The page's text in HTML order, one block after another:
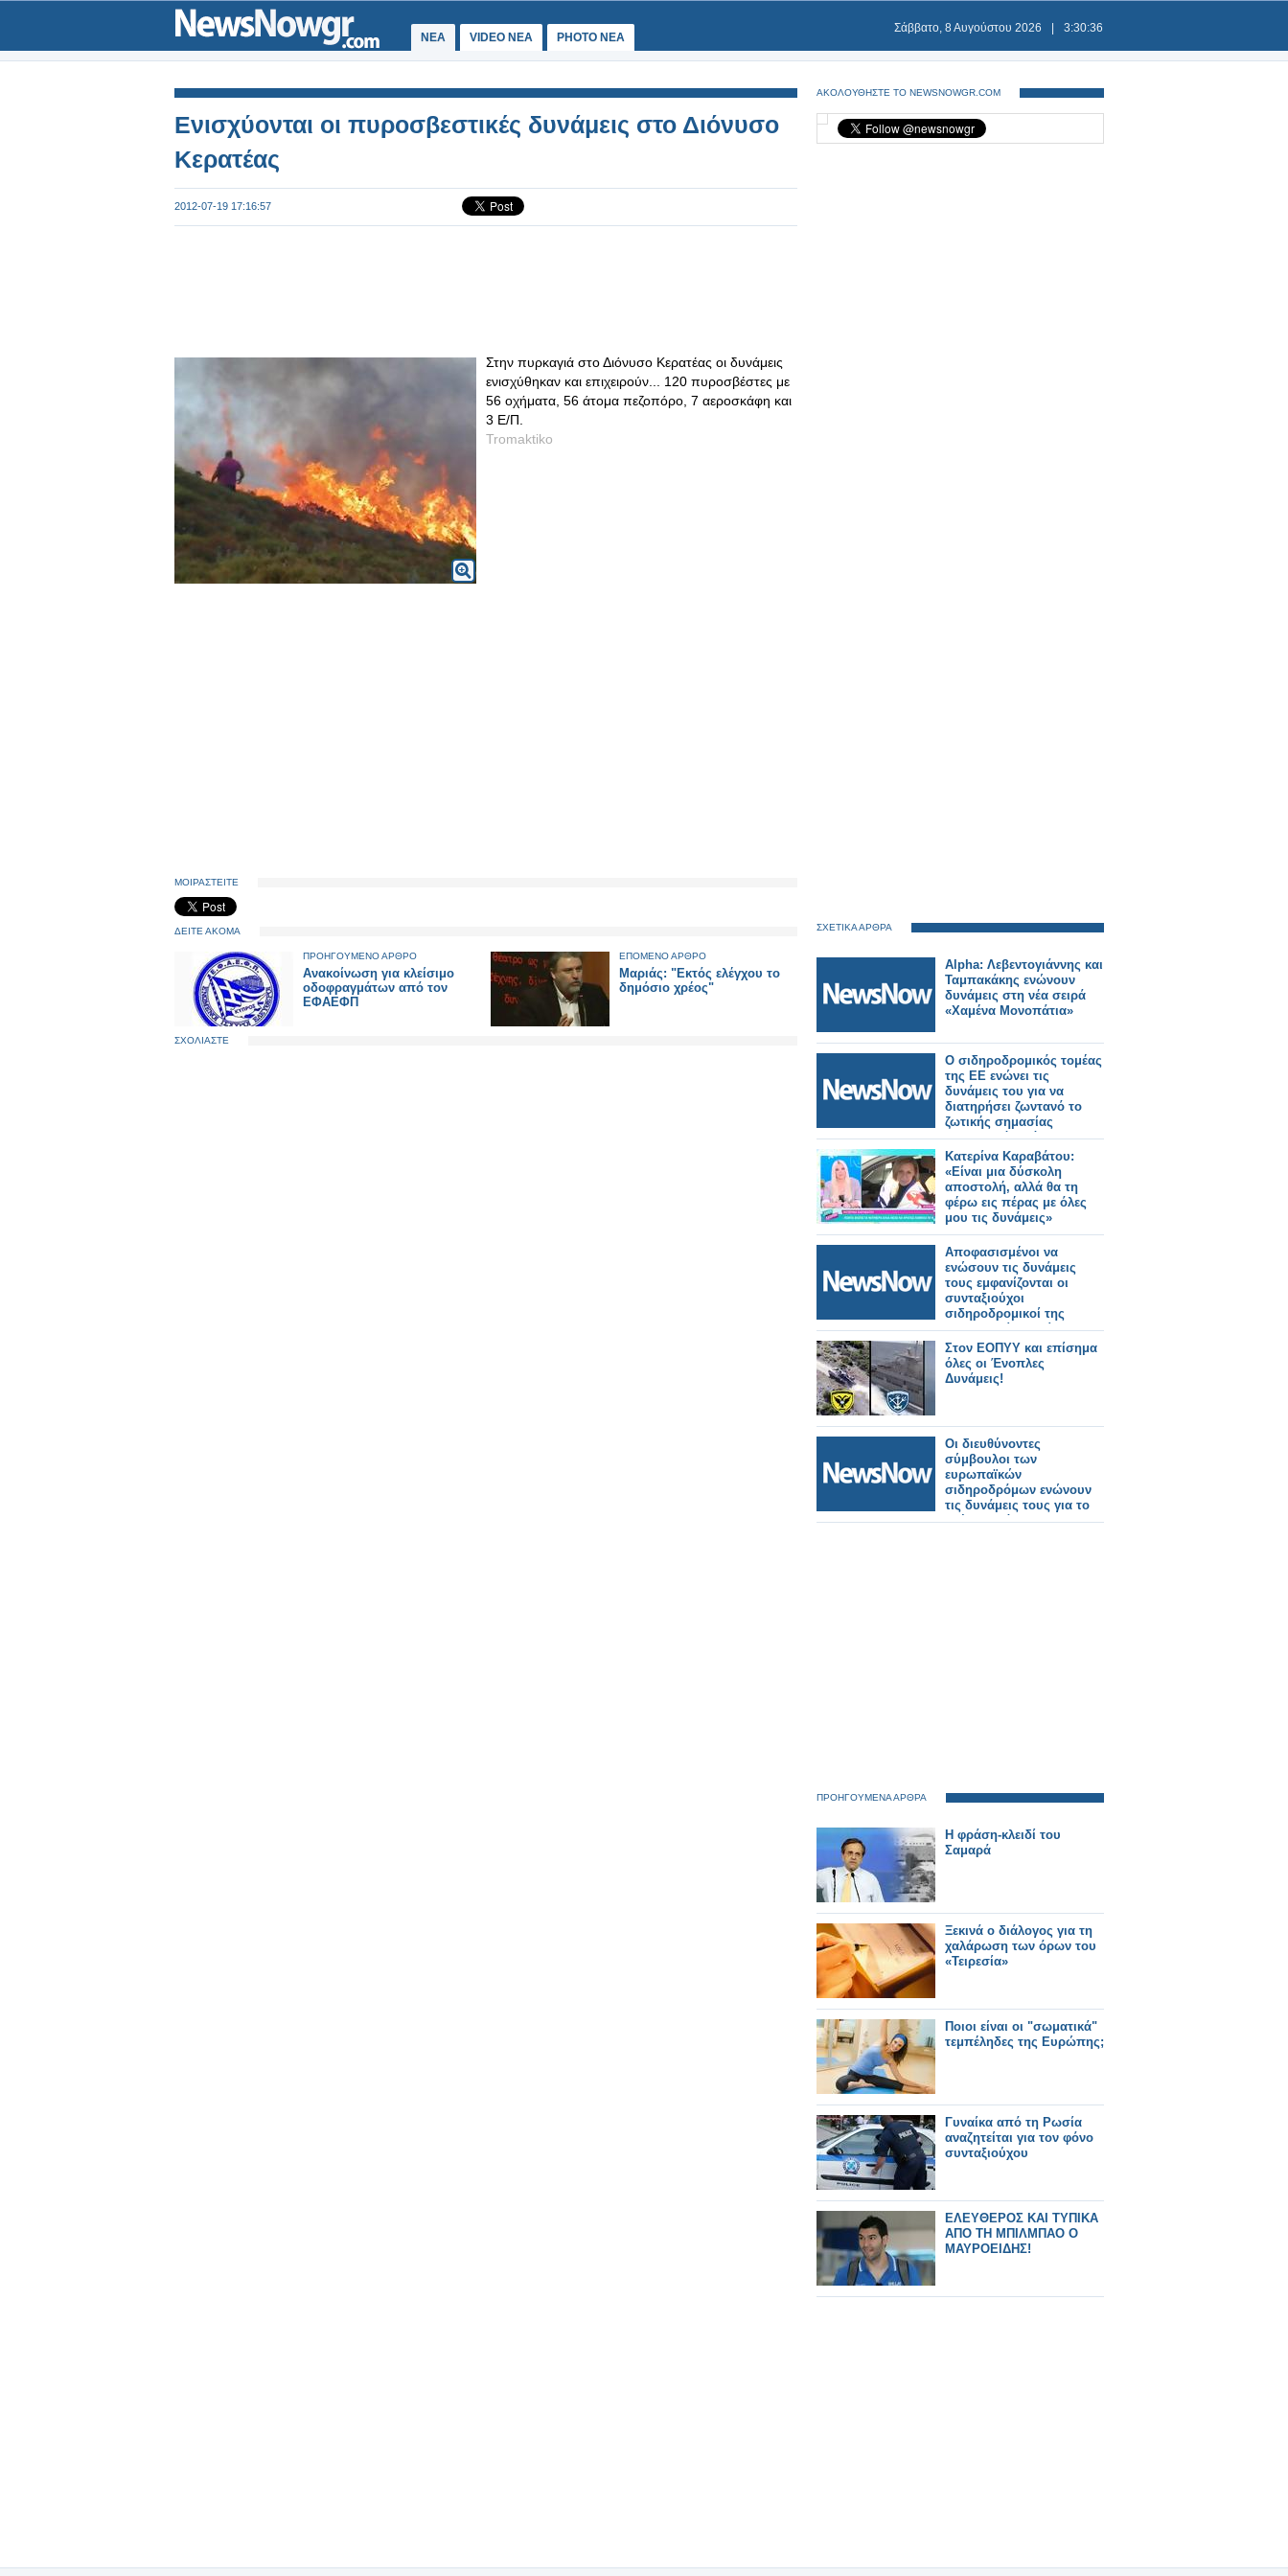
ΝΕΑ VIDEO NEA PHOTO NEA
Σάββατο, 8 Αυγούστου 2026 3:30:37
Ενισχύονται οι πυροσβεστικές δυνάμεις στο Διόνυσο
Κερατέας
2012-07-19 17:16:57
Στην πυρκαγιά στο Διόνυσο Κερατέας οι δυνάμεις
ενισχύθηκαν και επιχειρούν... 120 πυροσβέστες με
56 οχήματα, 56 άτομα πεζοπόρο, 7 αεροσκάφη και
3 Ε/Π.
Tromaktiko
ΜΟΙΡΑΣΤΕΙΤΕ
ΔΕΙΤΕ ΑΚΟΜΑ
ΠΡΟΗΓΟΥΜΕΝΟ ΑΡΘΡΟ
Ανακοίνωση για κλείσιμο
οδοφραγμάτων από τον
ΕΦΑΕΦΠ
ΕΠΟΜΕΝΟ ΑΡΘΡΟ
Μαριάς: "Εκτός ελέγχου το
δημόσιο χρέος"
ΣΧΟΛΙΑΣΤΕ
ΑΚΟΛΟΥΘΗΣΤΕ ΤΟ NEWSNOWGR.COM
ΣΧΕΤΙΚΑ ΑΡΘΡΑ
Alpha: Λεβεντογιάννης και
Ταμπακάκης ενώνουν
δυνάμεις στη νέα σειρά
«Χαμένα Μονοπάτια»
Ο σιδηροδρομικός τομέας
της ΕΕ ενώνει τις
δυνάμεις του για να
διατηρήσει ζωντανό το
ζωτικής σημασίας
ερευνητικό πρόγραμμα
για τους σιδηροδρόμους.
Κατερίνα Καραβάτου:
«Είναι μια δύσκολη
αποστολή, αλλά θα τη
φέρω εις πέρας με όλες
μου τις δυνάμεις»
Αποφασισμένοι να
ενώσουν τις δυνάμεις
τους εμφανίζονται οι
συνταξιούχοι
σιδηροδρομικοί της
Θεσσαλονίκης. Βίντεο.
Στον ΕΟΠΥΥ και επίσημα
όλες οι Ένοπλες
Δυνάμεις!
Οι διευθύνοντες
σύμβουλοι των
ευρωπαϊκών
σιδηροδρόμων ενώνουν
τις δυνάμεις τους για το
Σχέδιο Δράσης για τους
ΠΡΟΗΓΟΥΜΕΝΑ ΑΡΘΡΑ
Η φράση-κλειδί του
Σαμαρά
Ξεκινά ο διάλογος για τη
χαλάρωση των όρων του
«Τειρεσία»
Ποιοι είναι οι "σωματικά"
τεμπέληδες της Ευρώπης;
Γυναίκα από τη Ρωσία
αναζητείται για τον φόνο
συνταξιούχου
ΕΛΕΥΘΕΡΟΣ ΚΑΙ ΤΥΠΙΚΑ
ΑΠΟ ΤΗ ΜΠΙΛΜΠΑΟ Ο
ΜΑΥΡΟΕΙΔΗΣ!